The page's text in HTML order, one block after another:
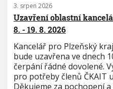
3. srpen 2026
Uzavření oblastní
8. - 19. 8. 2026
Kancelář pro Plzeňský
bude uzavřena ve dnech
čerpání řádné dovolené.
pro potřeby členů ČKAIT
Děkujeme za pochopení